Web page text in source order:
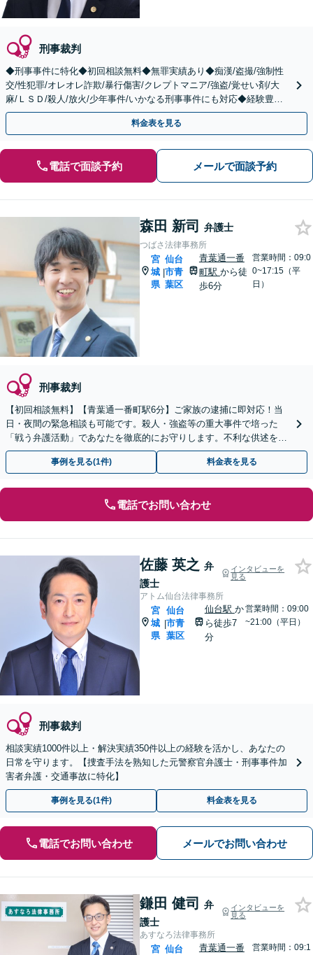
刑事裁判
◆刑事事件に特化◆初回相談無料◆無罪実績あり◆痴漢/盗撮/強制性
交/性犯罪/オレオレ詐欺/暴行傷害/クレプトマニア/強盗/覚せい剤/大
麻/ＬＳＤ/殺人/放火/少年事件/いかなる刑事事件にも対応◆経験豊富
◆まずはご相談下さい。
料金表を見る
電話で面談予約 メールで面談予約
森田 新司 弁護士
つばさ法律事務所
宮
城
県
|
仙台
市青
葉区
青葉通一番
町駅 から徒
歩6分
営業時間：09:0
0~17:15（平
日）
刑事裁判
【初回相談無料】【青葉通一番町駅6分】ご家族の逮捕に即対応！当
日・夜間の緊急相談も可能です。殺人・強盗等の重大事件で培った
「戦う弁護活動」であなたを徹底的にお守りします。不利な供述を防
ぐ在宅事件の取調べ同行もお任せください。
事例を見る(1件) 料金表を見る
電話でお問い合わせ
佐藤 英之 弁
護士
インタビューを
見る
アトム仙台法律事務所
宮
城
県
|
仙台
市青
葉区
仙台駅 か
ら徒歩7
分
営業時間：09:00
~21:00（平日）
刑事裁判
相談実績1000件以上・解決実績350件以上の経験を活かし、あなたの
日常を守ります。【捜査手法を熟知した元警察官弁護士・刑事事件加
害者弁護・交通事故に特化】
事例を見る(1件) 料金表を見る
電話でお問い合わせ メールでお問い合わせ
鎌田 健司
弁
護士
インタビューを
見る
あすなろ法律事務所
宮 仙台
青葉通一番
営業時間：09:1